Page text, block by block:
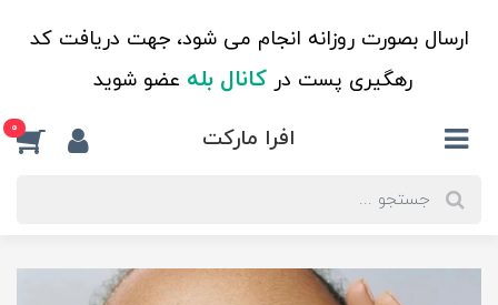
ارسال بصورت روزانه انجام می شود، جهت دریافت کد
رهگیری پست درکانال بله عضو شوید
افرا مارکت 0